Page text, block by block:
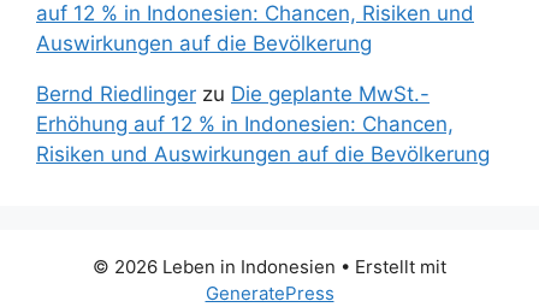
auf 12 % in Indonesien: Chancen, Risiken und
Auswirkungen auf die Bevölkerung
Bernd Riedlinger zu Die geplante MwSt.-
Erhöhung auf 12 % in Indonesien: Chancen,
Risiken und Auswirkungen auf die Bevölkerung
© 2026 Leben in Indonesien • Erstellt mit
GeneratePress